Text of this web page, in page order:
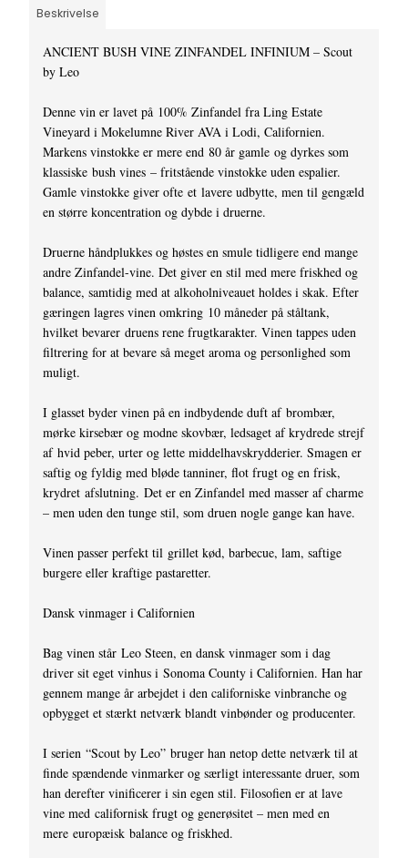
Beskrivelse
ANCIENT BUSH VINE ZINFANDEL INFINIUM – Scout
by Leo
Denne vin er lavet på 100% Zinfandel fra Ling Estate
Vineyard i Mokelumne River AVA i Lodi, Californien.
Markens vinstokke er mere end 80 år gamle og dyrkes som
klassiske bush vines – fritstående vinstokke uden espalier.
Gamle vinstokke giver ofte et lavere udbytte, men til gengæld
en større koncentration og dybde i druerne.
Druerne håndplukkes og høstes en smule tidligere end mange
andre Zinfandel-vine. Det giver en stil med mere friskhed og
balance, samtidig med at alkoholniveauet holdes i skak. Efter
gæringen lagres vinen omkring 10 måneder på ståltank,
hvilket bevarer druens rene frugtkarakter. Vinen tappes uden
filtrering for at bevare så meget aroma og personlighed som
muligt.
I glasset byder vinen på en indbydende duft af brombær,
mørke kirsebær og modne skovbær, ledsaget af krydrede strejf
af hvid peber, urter og lette middelhavskrydderier. Smagen er
saftig og fyldig med bløde tanniner, flot frugt og en frisk,
krydret afslutning. Det er en Zinfandel med masser af charme
– men uden den tunge stil, som druen nogle gange kan have.
Vinen passer perfekt til grillet kød, barbecue, lam, saftige
burgere eller kraftige pastaretter.
Dansk vinmager i Californien
Bag vinen står Leo Steen, en dansk vinmager som i dag
driver sit eget vinhus i Sonoma County i Californien. Han har
gennem mange år arbejdet i den californiske vinbranche og
opbygget et stærkt netværk blandt vinbønder og producenter.
I serien “Scout by Leo” bruger han netop dette netværk til at
finde spændende vinmarker og særligt interessante druer, som
han derefter vinificerer i sin egen stil. Filosofien er at lave
vine med californisk frugt og generøsitet – men med en
mere europæisk balance og friskhed.